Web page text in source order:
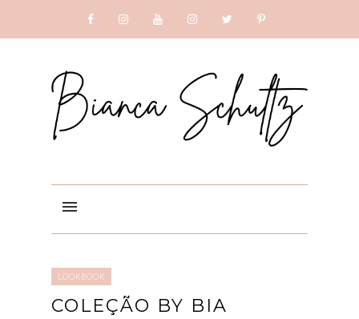
LOOKBOOK
COLEÇÃO BY BIA